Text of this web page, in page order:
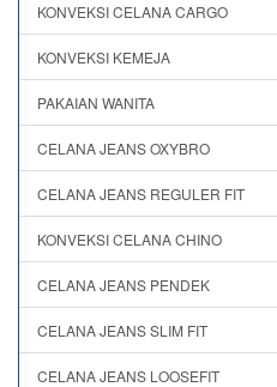
KONVEKSI CELANA CARGO
KONVEKSI KEMEJA
PAKAIAN WANITA
CELANA JEANS OXYBRO
CELANA JEANS REGULER FIT
KONVEKSI CELANA CHINO
CELANA JEANS PENDEK
CELANA JEANS SLIM FIT
CELANA JEANS LOOSEFIT